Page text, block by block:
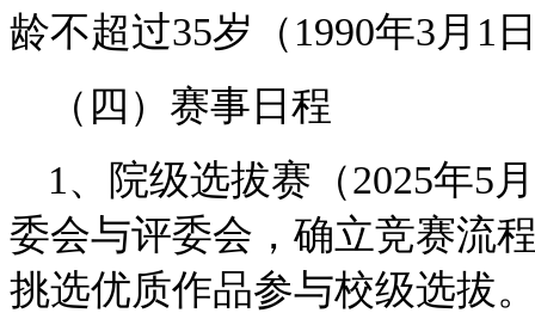
龄不超过35岁（1990年3月1
（四）赛事日程
1、院级选拔赛（2025年5
委会与评委会，确立竞赛流
挑选优质作品参与校级选拔